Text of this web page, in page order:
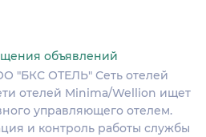
объявлений
"БКС ОТЕЛЬ" Сеть отелей
отелей Minima/Wellion ищет
управляющего отелем.
и контроль работы службы